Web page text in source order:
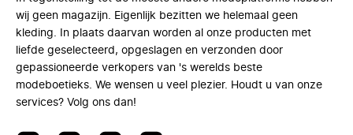
wij geen magazijn. Eigenlijk bezitten we helemaal geen
kleding. In plaats daarvan worden al onze producten met
liefde geselecteerd, opgeslagen en verzonden door
gepassioneerde verkopers van 's werelds beste
modeboetieks. We wensen u veel plezier. Houdt u van onze
services? Volg ons dan!